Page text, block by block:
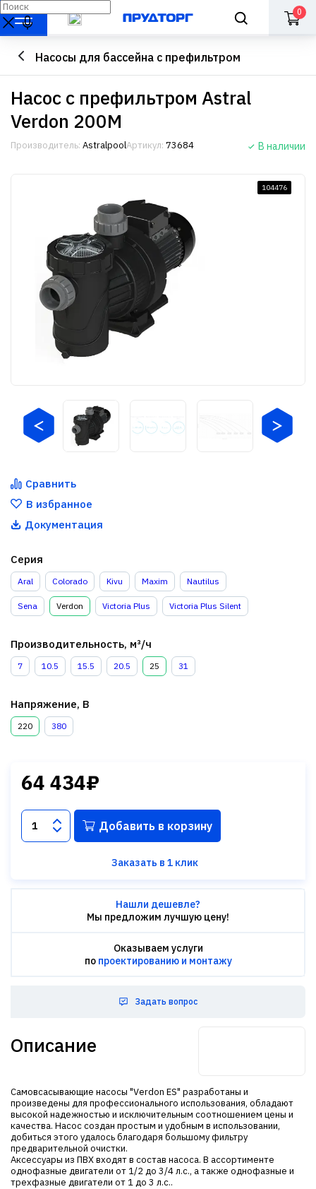
0
Насосы для бассейна с префильтром
Насос с префильтром Astral
Verdon 200M
Производитель: AstralpoolАртикул: 73684 В наличии
104476
Сравнить
В избранное
Документация
Серия
Aral Colorado Kivu Maxim Nautilus
Sena Verdon Victoria Plus Victoria Plus Silent
Производительность, м³/ч
7 10.5 15.5 20.5 25 31
Напряжение, В
220 380
64 434₽
Добавить в корзину
Заказать в 1 клик
Нашли дешевле?
Мы предложим лучшую цену!
Оказываем услуги
по проектированию и монтажу
Задать вопрос
Описание
Самовсасывающие насосы "Verdon ES" разработаны и
произведены для профессионального использования, обладают
высокой надежностью и исключительным соотношением цены и
качества. Насос создан простым и удобным в использовании,
добиться этого удалось благодаря большому фильтру
предварительной очистки.
Аксессуары из ПВХ входят в состав насоса. В ассортименте
однофазные двигатели от 1/2 до 3/4 л.с., а также однофазные и
трехфазные двигатели от 1 до 3 л.с..